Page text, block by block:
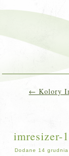
← Kolory
imresizer-
Dodane 14